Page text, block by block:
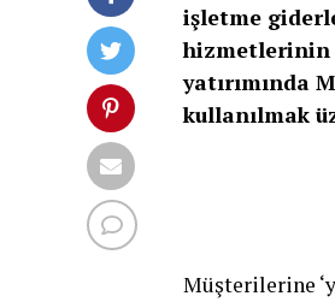
işletme
hizmetlerinin
yatırımında
kullanılmak
Müşterilerine